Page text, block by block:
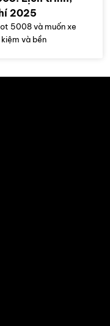
2025
5008 và muốn xe
và bền